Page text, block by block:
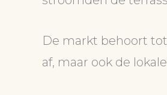
De markt behoort
af, maar ook de